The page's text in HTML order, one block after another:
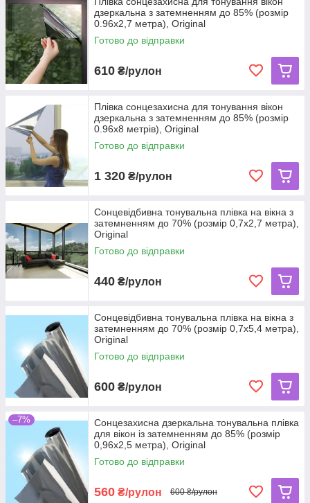
дзеркальна з затемненням до 85% (розмір
0.96х2,7 метра), Original
Готово до відправки
610 ₴/рулон
Плівка сонцезахисна для тонування вікон
дзеркальна з затемненням до 85% (розмір
0.96х8 метрів), Original
Готово до відправки
1 320 ₴/рулон
Сонцевідбивна тонувальна плівка на вікна з
затемненням до 70% (розмір 0,7х2,7 метра),
Original
Готово до відправки
440 ₴/рулон
Сонцевідбивна тонувальна плівка на вікна з
затемненням до 70% (розмір 0,7х5,4 метра),
Original
Готово до відправки
600 ₴/рулон
–7%
Сонцезахисна дзеркальна тонувальна плівка
для вікон із затемненням до 85% (розмір
0,96х2,5 метра), Original
Готово до відправки
560 ₴/рулон 600 ₴/рулон